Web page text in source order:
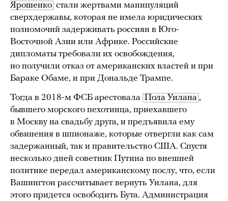
Ярошенко стали жертвами манипуляций
сверхдержавы, которая не имела юридических
полномочий задерживать россиян в Юго-
Восточной Азии или Африке. Российские
дипломаты требовали их освобождения,
но получили отказ от американских властей и при
Бараке Обаме, и при Дональде Трампе.
Тогда в 2018-м ФСБ арестовала Пола Уилана ,
бывшего морского пехотинца, приехавшего
в Москву на свадьбу друга, и предъявила ему
обвинения в шпионаже, которые отвергли как сам
задержанный, так и правительство США. Спустя
несколько дней советник Путина по внешней
политике передал американскому послу, что, если
Вашингтон рассчитывает вернуть Уилана, для
этого придется освободить Бута. Администрация